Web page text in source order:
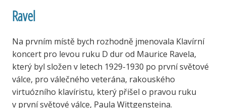
Ravel
Na prvním místě bych rozhodně jmenovala Klavírní
koncert pro levou ruku D dur od Maurice Ravela,
který byl složen v letech 1929-1930 po první světové
válce, pro válečného veterána, rakouského
virtuózního klavíristu, který přišel o pravou ruku
v první světové válce, Paula Wittgensteina.